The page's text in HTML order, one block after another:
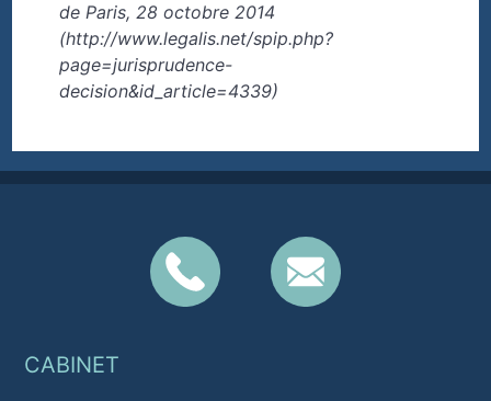
de Paris, 28 octobre 2014
(http://www.legalis.net/spip.php?
page=jurisprudence-
decision&id_article=4339)
CABINET